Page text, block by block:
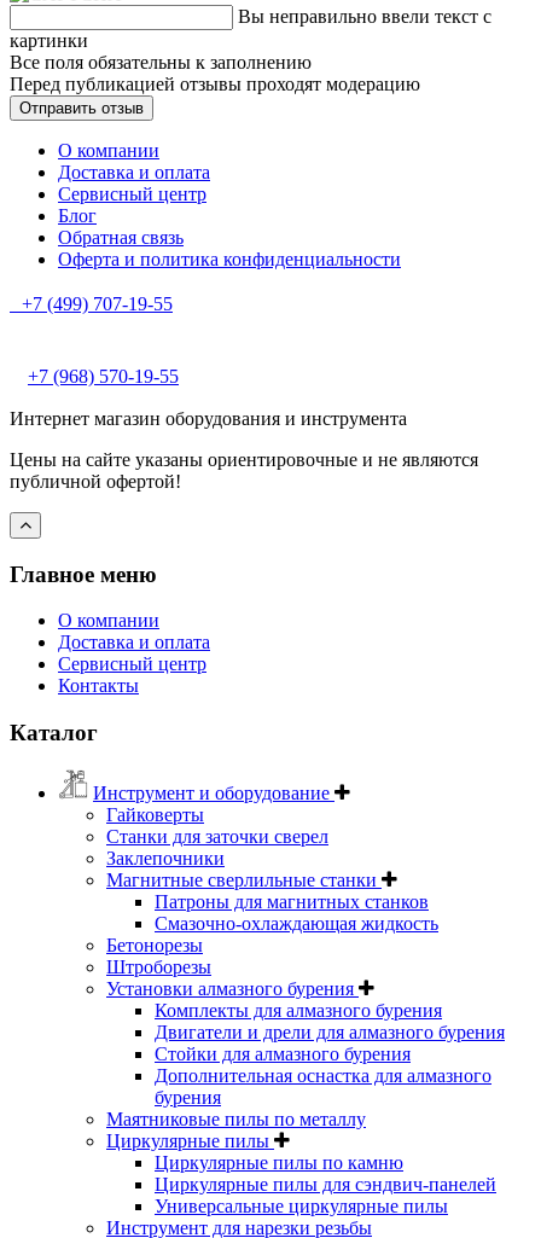
Вы неправильно ввели текст с
картинки
Все поля обязательны к заполнению
Перед публикацией отзывы проходят модерацию
О компании
Доставка и оплата
Сервисный центр
Блог
Обратная связь
Оферта и политика конфиденциальности
+7 (499) 707-19-55
+7 (968) 570-19-55
Интернет магазин оборудования и инструмента
Цены на сайте указаны ориентировочные и не являются
публичной офертой!
Главное меню
О компании
Доставка и оплата
Сервисный центр
Контакты
Каталог
Инструмент и оборудование
Гайковерты
Станки для заточки сверел
Заклепочники
Магнитные сверлильные станки
Патроны для магнитных станков
Смазочно-охлаждающая жидкость
Бетонорезы
Штроборезы
Установки алмазного бурения
Комплекты для алмазного бурения
Двигатели и дрели для алмазного бурения
Стойки для алмазного бурения
Дополнительная оснастка для алмазного
бурения
Маятниковые пилы по металлу
Циркулярные пилы
Циркулярные пилы по камню
Циркулярные пилы для сэндвич-панелей
Универсальные циркулярные пилы
Инструмент для нарезки резьбы